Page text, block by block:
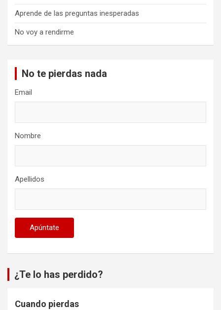
Aprende de las preguntas inesperadas
No voy a rendirme
No te pierdas nada
Email
Nombre
Apellidos
¿Te lo has perdido?
Cuando pierdas